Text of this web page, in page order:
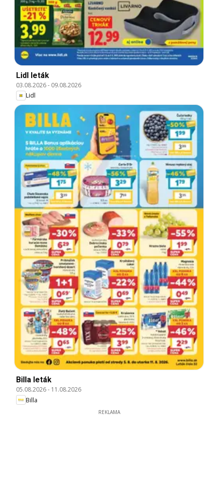
Lidl leták
03.08.2026- 09.08.2026
Lidl
Billa leták
05.08.2026- 11.08.2026
Billa
REKLAMA